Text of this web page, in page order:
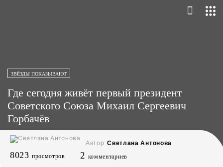
ЗВЁЗДЫ ПОКАЗЫВАЮТ
Где сегодня живёт первый президент
Советского Союза Михаил Сергеевич
Горбачёв
Автор Светлана Антонова
8023 просмотров 2 комментариев